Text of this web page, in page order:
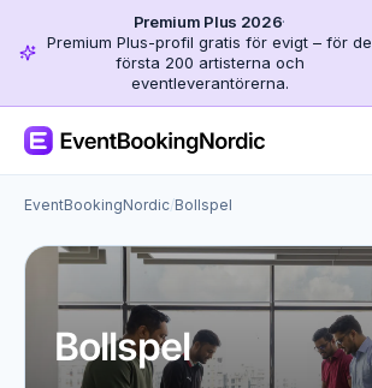
Premium Plus 2026·
Premium Plus-profil gratis för evigt – för de
första 200 artisterna och
eventleverantörerna.
EventBookingNordic/Bollspel
Bollspel